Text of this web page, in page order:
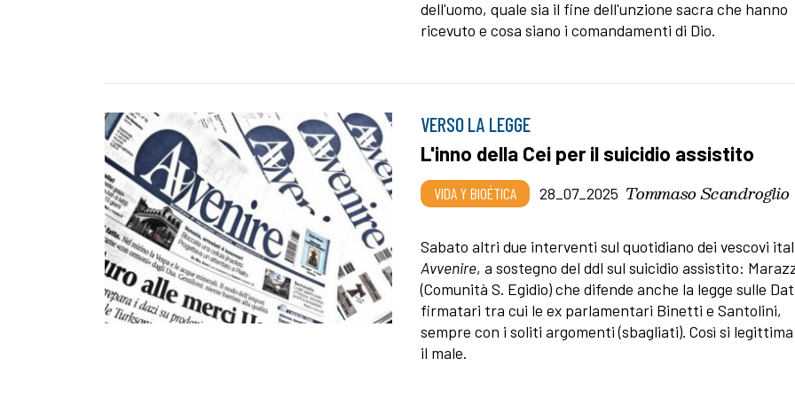
dell'uomo, quale sia il fine dell'unzione sacra che hanno
ricevuto e cosa siano i comandamenti di Dio.
VERSO LA LEGGE
L'inno della Cei per il suicidio assistito
VIDA Y BIOÉTICA 28_07_2025 Tommaso Scandroglio
Sabato altri due interventi sul quotidiano dei vescovi
Avvenire, a sostegno del ddl sul suicidio assistito:
(Comunità S. Egidio) che difende anche la legge sulle
firmatari tra cui le ex parlamentari Binetti e Santolini,
sempre con i soliti argomenti (sbagliati). Così si legittima
il male.